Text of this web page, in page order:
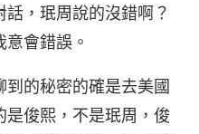
，珉周說的沒錯啊？
會錯誤。
的秘密的確是去美國
是俊熙，不是珉周，俊